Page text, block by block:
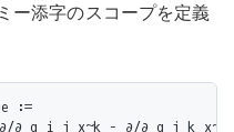
ー添字のスコープを定義
:=
∂ g_i_j x~k - ∂/∂ g_j_k x~i)